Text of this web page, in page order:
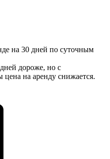
на 30 дней по суточным
дороже, но с
на аренду снижается.